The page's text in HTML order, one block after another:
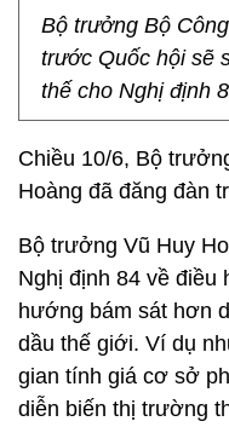
Bộ trưởng Bộ
trước Quốc hội sẽ
thế cho Nghị định
Chiều 10/6, Bộ
Hoàng đã đăng đàn
Bộ trưởng Vũ Huy
Nghị định 84 về điều
hướng bám sát hơn
dầu thế giới. Ví dụ
gian tính giá cơ sở
diễn biến thị trường